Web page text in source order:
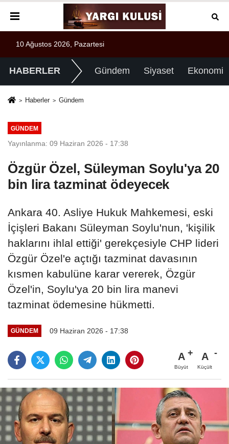
10 Ağustos 2026, Pazartesi
HABERLER Gündem Siyaset Ekonomi
Haberler Gündem
GÜNDEM
Yayınlanma: 09 Haziran 2026 - 17:38
Özgür Özel, Süleyman Soylu'ya 20
bin lira tazminat ödeyecek
Ankara 40. Asliye Hukuk Mahkemesi, eski
İçişleri Bakanı Süleyman Soylu'nun, 'kişilik
haklarını ihlal ettiği' gerekçesiyle CHP lideri
Özgür Özel'e açtığı tazminat davasının
kısmen kabulüne karar vererek, Özgür
Özel'in, Soylu'ya 20 bin lira manevi
tazminat ödemesine hükmetti.
GÜNDEM 09 Haziran 2026 - 17:38
A
Büyüt
A
Küçült